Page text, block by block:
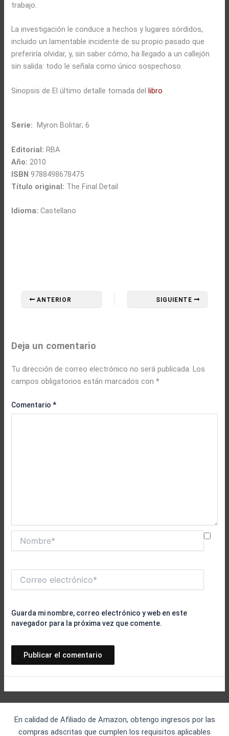
trabajo.
La investigación le conduce a hechos y lugares sórdidos,
incluido un lamentable incidente de su propio pasado que
preferiría olvidar, y, sin saber cómo, ha llegado a un callejón
sin salida: todo le señala como único sospechoso.
Sinopsis de El último detalle tomada dellibro
Serie: Myron Bolitar; 6
Editorial: RBA
Año: 2010
ISBN 9788498678475
Título original: The Final Detail
Idioma: Castellano
ANTERIOR SIGUIENTE
Deja un comentario
Tu dirección de correo electrónico no será publicada. Los
campos obligatorios están marcados con*
Comentario*
electrónico*
Guarda mi nombre, correo electrónico y web en este
navegador para la próxima vez que comente.
En calidad de Afiliado de Amazon, obtengo ingresos por las
compras adscritas que cumplen los requisitos aplicables